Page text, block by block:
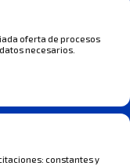
oferta de procesos
necesarios.
constantes y